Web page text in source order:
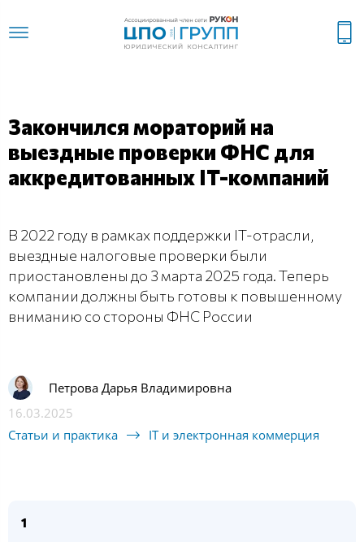
Закончился мораторий на
выездные проверки ФНС для
аккредитованных IT-компаний
В 2022 году в рамках поддержки IT-отрасли,
выездные налоговые проверки были
приостановлены до 3 марта 2025 года. Теперь
компании должны быть готовы к повышенному
вниманию со стороны ФНС России
Петрова Дарья Владимировна
16.03.2025
Статьи и практика
IT и электронная коммерция
1